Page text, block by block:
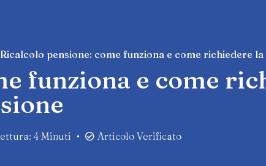
Ricalcolo pensione: come funziona e come richiedere
funziona e come
4 Minuti Articolo Verificato